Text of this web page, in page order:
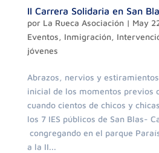
II Carrera Solidaria en San
por La Rueca Asociación| May
Eventos, Inmigración,
jóvenes
Abrazos, nervios y
inicial de los momentos previos
cuando cientos de chicos y
los 7 IES públicos de San Blas-
congregando en el parque
a la II...